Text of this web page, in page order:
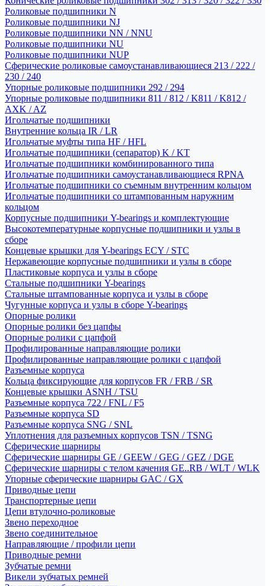
Роликовые подшипники N
Роликовые подшипники NJ
Роликовые подшипники NN / NNU
Роликовые подшипники NU
Роликовые подшипники NUP
Сферические роликовые самоустанавливающиеся 213 / 222 /
230 / 240
Упорные роликовые подшипники 292 / 294
Упорные роликовые подшипники 811 / 812 / K811 / K812 /
AXK / AZ
Игольчатые подшипники
Внутренние кольца IR / LR
Игольчатые муфты типа HF / HFL
Игольчатые подшипники (сепаратор) K / KT
Игольчатые подшипники комбинированного типа
Игольчатые подшипники самоустанавливающиеся RPNA
Игольчатые подшипники со съемным внутренним кольцом
Игольчатые подшипники со штампованным наружним
кольцом
Корпусные подшипники Y-bearings и комплектующие
Высокотемпературные корпусные подшипники и узлы в
сборе
Концевые крышки для Y-bearings ECY / STC
Нержавеющие корпусные подшипники и узлы в сборе
Пластиковые корпуса и узлы в сборе
Стальные подшипники Y-bearings
Стальные штампованные корпуса и узлы в сборе
Чугунные корпуса и узлы в сборе Y-bearings
Опорные ролики
Опорные ролики без цапфы
Опорные ролики с цапфой
Профилированные направляющие ролики
Профилированные направляющие ролики с цапфой
Разъемные корпуса
Кольца фиксирующие для корпусов FR / FRB / SR
Концевые крышки ASNH / TSU
Разъемные корпуса 722 / FNL / F5
Разъемные корпуса SD
Разъемные корпуса SNG / SNL
Уплотнения для разъемных корпусов TSN / TSNG
Сферические шарниры
Сферические шарниры GE / GEEW / GEG / GEZ / DGE
Сферические шарниры с телом качения GE..RB / WLT / WLK
Упорные сферические шарниры GAC / GX
Приводные цепи
Транспортерные цепи
Цепи втулочно-роликовые
Звено переходное
Звено соединительное
Направляющие / профили цепи
Приводные ремни
Зубчатые ремни
Викели зубчатых ремней